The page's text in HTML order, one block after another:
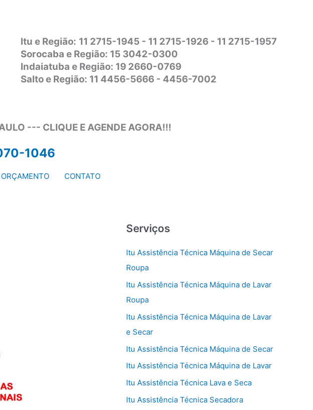
Itu e Região: 11 2715-1945 - 11 2715-1926 - 11 2715-1957
Sorocaba e Região: 15 3042-0300
Indaiatuba e Região: 19 2660-0769
Salto e Região: 11 4456-5666 - 4456-7002
--- CLIQUE E AGENDE AGORA!!!
1046
ORÇAMENTO CONTATO
Serviços
Itu Assistência Técnica Máquina de Secar
Roupa
Itu Assistência Técnica Máquina de Lavar
Roupa
Itu Assistência Técnica Máquina de Lavar
e Secar
Itu Assistência Técnica Máquina de Secar
Itu Assistência Técnica Máquina de Lavar
Itu Assistência Técnica Lava e Seca
Itu Assistência Técnica Secadora